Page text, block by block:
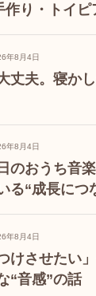
作り・トイピ
年8月4日
丈夫。寝か
年8月4日
のおうち音
る“成長につ
年8月4日
けさせたい
“音感”の話